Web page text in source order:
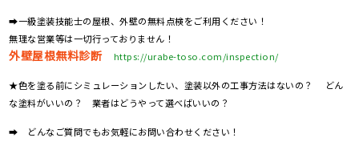
➡一級塗装技能士の屋根、外壁の無料点検をご利用ください！
無理な営業等は一切行っておりません！
外壁屋根無料診断 https://urabe-toso.com/inspection/
★色を塗る前にシミュレーションしたい、塗装以外の工事方法はないの？ どん
な塗料がいいの？ 業者はどうやって選べばいいの？
➡ どんなご質問でもお気軽にお問い合わせください！